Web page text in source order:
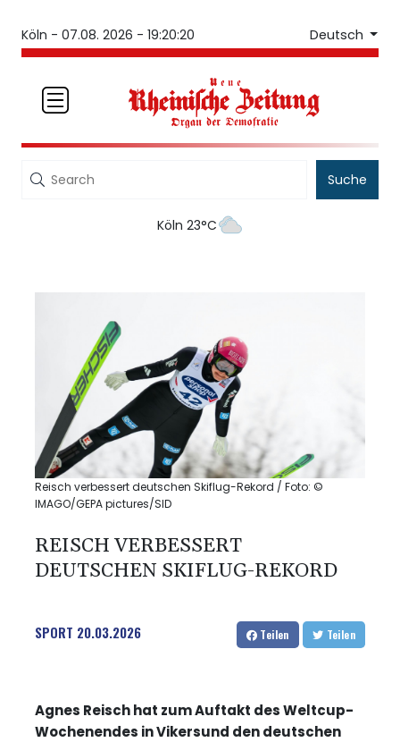
Köln - 07.08. 2026 - 19:20:20 Deutsch
Suche
Köln 23°C
Reisch verbessert deutschen Skiflug-Rekord / Foto: ©
IMAGO/GEPA pictures/SID
REISCH VERBESSERT
DEUTSCHEN SKIFLUG-REKORD
SPORT 20.03.2026 Teilen Teilen
Agnes Reisch hat zum Auftakt des Weltcup-
Wochenendes in Vikersund den deutschen